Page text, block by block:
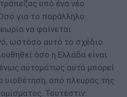
υπό ένα νέο
για το παράλληλο
να φαίνεται
ωστόσο αυτό το σχέδιο
όσο η Ελλάδα είναι
αυτομάτως αυτό μπορεί
υιοθέτηση, από πλευράς της
Τουτέστιν: